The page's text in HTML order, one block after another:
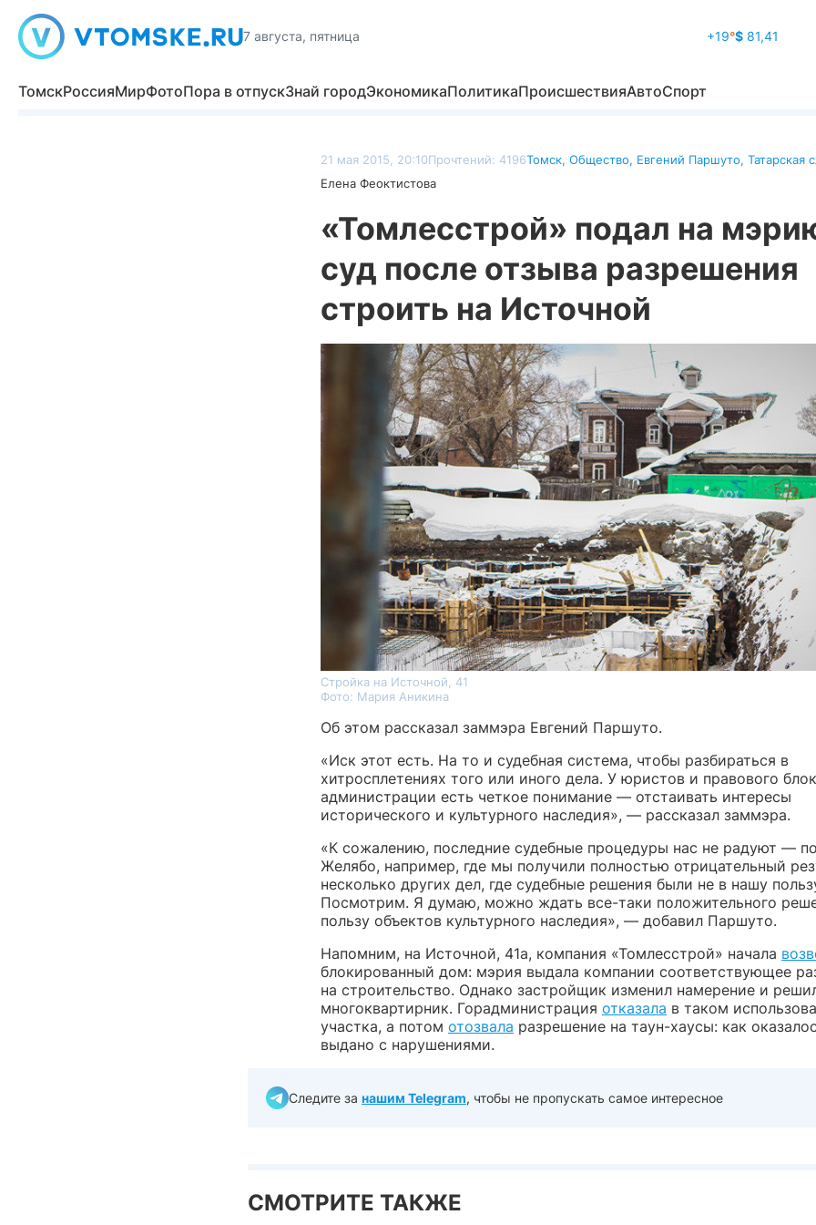
7 августа, пятница +19°$81,41
ТомскРоссияМирФотоПора в отпускЗнай городЭкономикаПолитикаПроисшествияАвтоСпорт
21 мая 2015, 20:10Прочтений: 4196Томск, Общество, Евгений Паршуто, Татарская
Елена Феоктистова
«Томлесстрой» подал на
суд после отзыва разрешения
строить на Источной
Стройка на Источной, 41
Фото: Мария Аникина
Об этом рассказал заммэра Евгений Паршуто.
«Иск этот есть. На то и судебная система, чтобы разбираться в
хитросплетениях того или иного дела. У юристов и правового
администрации есть четкое понимание — отстаивать интересы
исторического и культурного наследия», — рассказал заммэра.
«К сожалению, последние судебные процедуры нас не радуют —
Желябо, например, где мы получили полностью отрицательный
несколько других дел, где судебные решения были не в нашу
Посмотрим. Я думаю, можно ждать все-таки положительного
пользу объектов культурного наследия», — добавил Паршуто.
Напомним, на Источной, 41а, компания «Томлесстрой» начала
блокированный дом: мэрия выдала компании соответствующее
на строительство. Однако застройщик изменил намерение и
многоквартирник. Горадминистрация отказала в таком
участка, а потом отозвала разрешение на таун-хаусы: как
выдано с нарушениями.
Следите за нашим Telegram, чтобы не пропускать самое интересное
СМОТРИТЕ ТАКЖЕ